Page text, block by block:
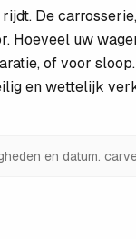
De
uw
of voor
en wettelijk
en datum.